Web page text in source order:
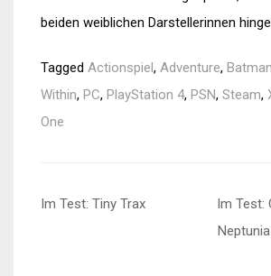
beiden weiblichen Darstellerinnen
Tagged Actionspiel, Adventure,
Within, PC, PlayStation 4, PSN, Steam,
One
Im Test: Tiny Trax
Im Test: